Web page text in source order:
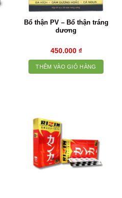
Bổ thận PV – Bổ thận tráng
dương
450.000 ₫
THÊM VÀO GIỎ HÀNG